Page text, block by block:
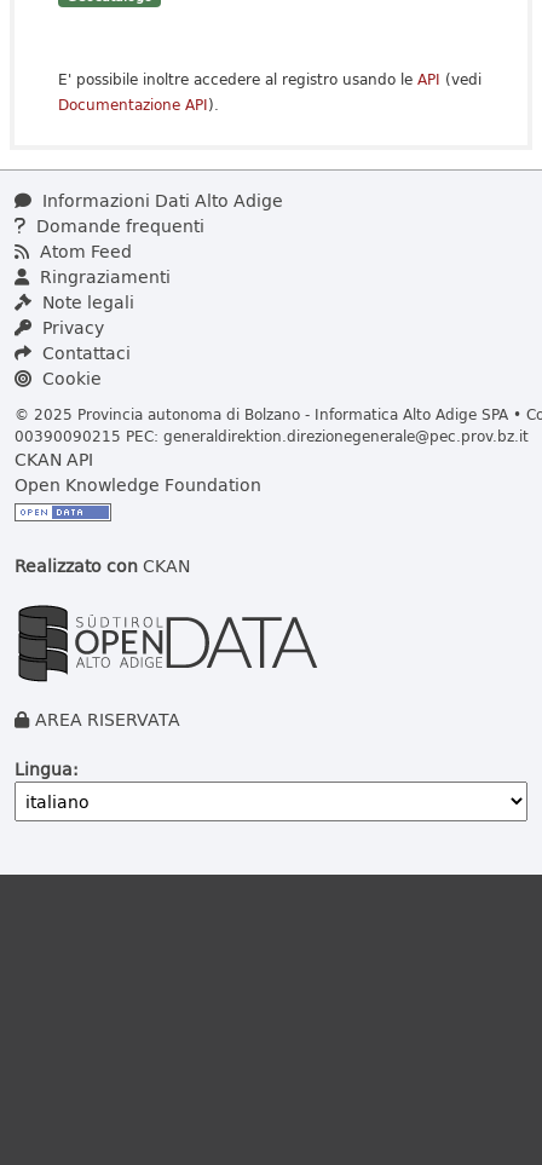
E' possibile inoltre accedere al registro usando le API (vedi
Documentazione API).
Informazioni Dati Alto Adige
Domande frequenti
Atom Feed
Ringraziamenti
Note legali
Privacy
Contattaci
Cookie
© 2025 Provincia autonoma di Bolzano - Informatica Alto Adige SPA •
00390090215 PEC: generaldirektion.direzionegenerale@pec.prov.bz.it
CKAN API
Open Knowledge Foundation
Realizzato conCKAN
AREA RISERVATA
Lingua